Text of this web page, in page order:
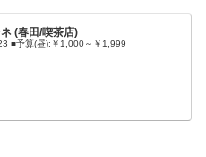
(春田/喫茶店)
予算(昼):￥1,000～￥1,999